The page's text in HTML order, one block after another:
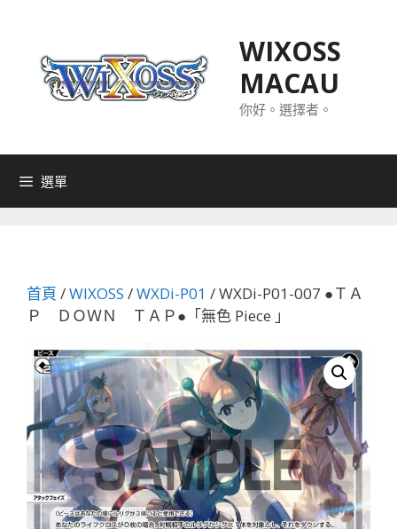
WIXOSS
MACAU
你好。選擇者。
選單
首頁 /WIXOSS /WXDi-P01 / WXDi-P01-007 ●ＴＡ
Ｐ ＤＯＷＮ ＴＡＰ●「無色 Piece 」